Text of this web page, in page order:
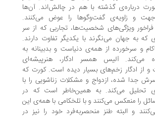
گذشته با هم در چالش‌اند. آن‌ها
گفت‌وگوها را عوض می‌کنند.
ویژگی‌های شخصیت‌ها، تجاربی که از سر
جهان می‌نگرند با یکدیگر تفاوت دارند.
از همه‌ی دنیاست و بدبینانه به
آلیس همسر ادگار، هنرپیشه‌ای
زخم‌های بسیار دیده است. کورت که
ازدواج و مشکلات زناشویی را با
می‌کند. به همین‌خاطر است که در
می‌کنند و با تلخکامی با همه‌ی این
طنز منحصربه‌فرد خود را نیز در